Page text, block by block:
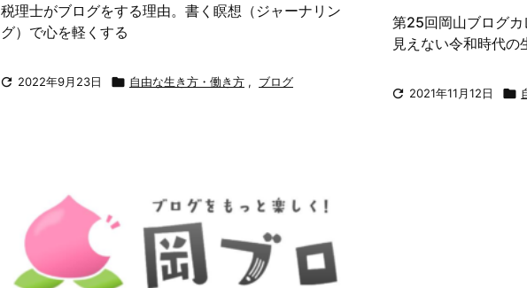
税理士がブログをする理由。書く瞑想（ジャーナリン
グ）で心を軽くする
 2022年9月23日  自由な生き方・働き方 , ブログ
第25回岡山ブログ
見えない令和時代の
 2021年11月12日 